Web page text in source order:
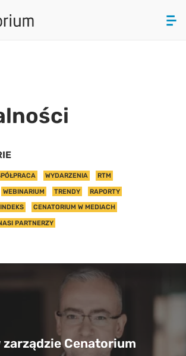
KONTAKT
WYDARZENIA RTM
WEBINARIUM TRENDY RAPORTY
INDEKS CENATORIUM W MEDIACH
PARTNERZY
zarządzie Cenatorium